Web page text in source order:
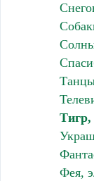
Тигр,
Фея,